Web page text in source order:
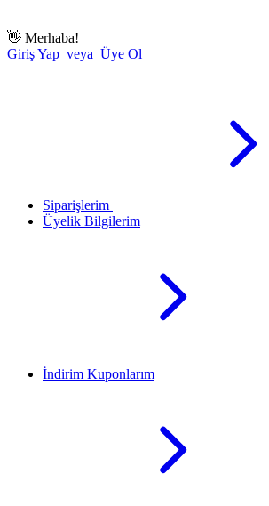
👋 Merhaba!
Giriş Yap veya Üye Ol
Siparişlerim
Üyelik Bilgilerim
İndirim Kuponlarım